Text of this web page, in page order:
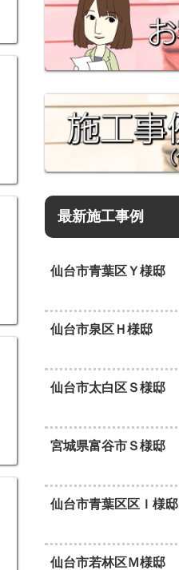
最新施工事例
仙台市青葉区Ｙ様邸
仙台市泉区Ｈ様邸
仙台市太白区Ｓ様邸
宮城県富谷市Ｓ様邸
仙台市青葉区区Ｉ様邸
仙台市若林区Ｍ様邸